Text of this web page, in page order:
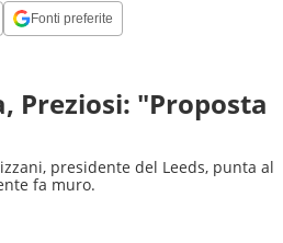
Fonti preferite
Preziosi: "Proposta
presidente del Leeds, punta al
fa muro.